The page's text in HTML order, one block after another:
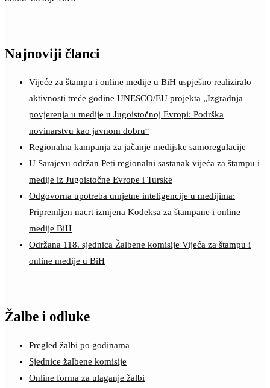
Najnoviji članci
Vijeće za štampu i online medije u BiH uspješno realiziralo
aktivnosti treće godine UNESCO/EU projekta „Izgradnja
povjerenja u medije u Jugoistočnoj Evropi: Podrška
novinarstvu kao javnom dobru“
Regionalna kampanja za jačanje medijske samoregulacije
U Sarajevu održan Peti regionalni sastanak vijeća za štampu i
medije iz Jugoistočne Evrope i Turske
Odgovorna upotreba umjetne inteligencije u medijima:
Pripremljen nacrt izmjena Kodeksa za štampane i online
medije BiH
Održana 118. sjednica Žalbene komisije Vijeća za štampu i
online medije u BiH
Žalbe i odluke
Pregled žalbi po godinama
Sjednice žalbene komisije
Online forma za ulaganje žalbi